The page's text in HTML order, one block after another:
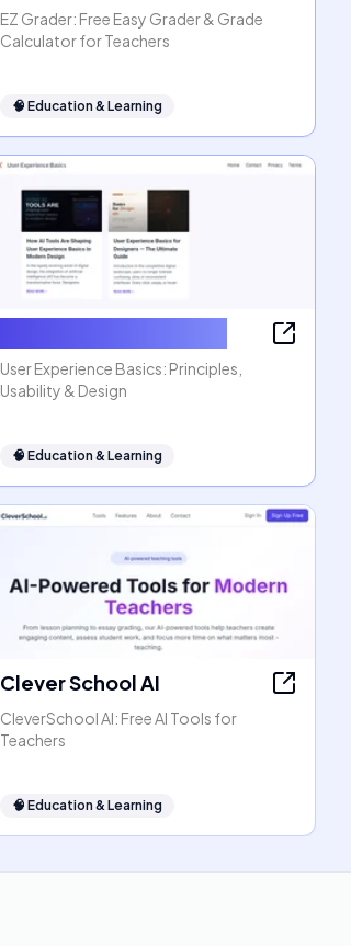
EZ Grader: Free Easy Grader & Grade
Calculator for Teachers
🧠 Education & Learning
User Experience Basics: Principles,
Usability & Design
🧠 Education & Learning
Clever School AI
CleverSchool AI: Free AI Tools for
Teachers
🧠 Education & Learning